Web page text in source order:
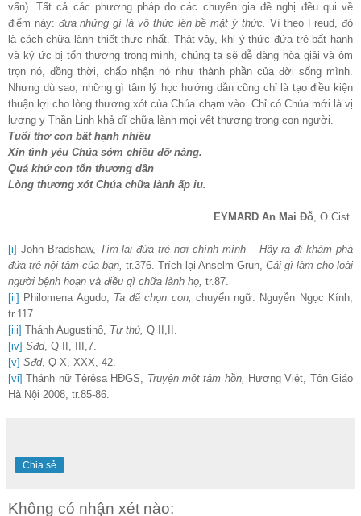
vấn). Tất cả các phương pháp do các chuyên gia đề nghị đều qui về
điểm này: đưa những gì là vô thức lên bề mặt ý thức. Vì theo Freud, đó
là cách chữa lành thiết thực nhất. Thật vậy, khi ý thức đứa trẻ bất hạnh
và ký ức bị tổn thương trong mình, chúng ta sẽ dễ dàng hòa giải và ôm
trọn nó, đồng thời, chấp nhận nó như thành phần của đời sống mình.
Nhưng dù sao, những gì tâm lý học hướng dẫn cũng chỉ là tạo điều kiện
thuận lợi cho lòng thương xót của Chúa chạm vào. Chỉ có Chúa mới là vị
lương y Thần Linh khả dĩ chữa lành mọi vết thương trong con người.
Tuổi thơ con bất hạnh nhiều
Xin tình yêu Chúa sớm chiều đỡ nâng.
Quá khứ con tổn thương dần
Lòng thương xót Chúa chữa lành ấp iu.
EYMARD An Mai Đỗ, O.Cist.
[i] John Bradshaw, Tìm lại đứa trẻ nơi chính mình – Hãy ra đi khám phá
đứa trẻ nội tâm của bạn, tr.376. Trích lại Anselm Grun, Cái gì làm cho loài
người bệnh hoạn và điều gì chữa lành họ, tr.87.
[ii] Philomena Agudo, Ta đã chọn con, chuyển ngữ: Nguyễn Ngọc Kính,
tr.117.
[iii] Thánh Augustinô, Tự thú, Q II,II.
[iv] Sđd, Q II, III,7.
[v] Sđd, Q X, XXX, 42.
[vi] Thánh nữ Têrêsa HĐGS, Truyện một tâm hồn, Hương Việt, Tôn Giáo
Hà Nội 2008, tr.85-86.
Chia sẻ
Không có nhận xét nào: